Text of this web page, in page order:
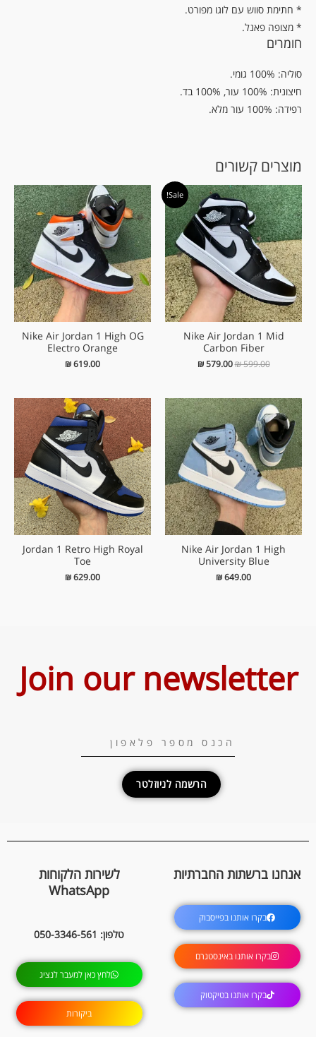
* חתימת סווש עם לוגו מפורט.
* מצופה פאנל.
חומרים
סוליה: 100% גומי.
חיצונית: 100% עור, 100% בד.
רפידה: 100% עור מלא.
מוצרים קשורים
Sale!
Nike Air Jordan 1 Mid
Carbon Fiber
₪599.00
המחיר
המקורי
היה:
₪ 599.00.
₪579.00
המחיר
הנוכחי
הוא:
₪ 579.00.
Nike Air Jordan 1 High OG
Electro Orange
₪619.00
Nike Air Jordan 1 High
University Blue
₪649.00
Jordan 1 Retro High Royal
Toe
₪629.00
Join our newsletter
הרשמה לניוזלטר
אנחנו ברשתות החברתיות
בקרו אותנו בפייסבוק
בקרו אותנו באינסטגרם
בקרו אותנו בטיקטוק
לשירות הלקוחות
WhatsApp
טלפון: 050-3346-561
לחץ כאן למעבר לנציג
ביקורות